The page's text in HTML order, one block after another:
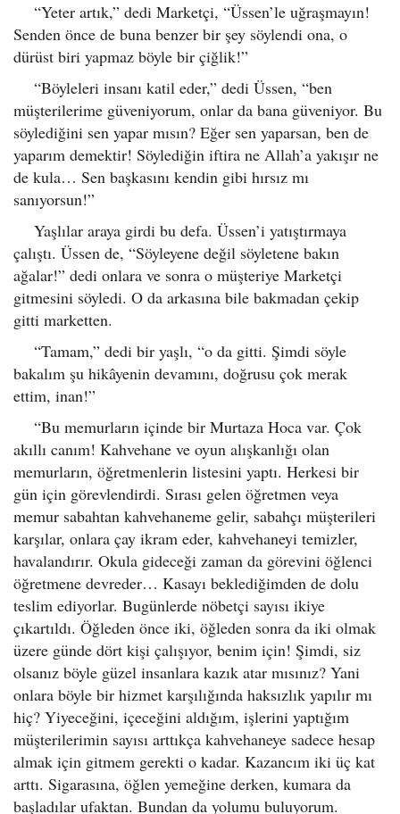
“Yeter artık,” dedi Marketçi, “Üssen’le uğraşmayın!
Senden önce de buna benzer bir şey söylendi ona, o
dürüst biri yapmaz böyle bir çiğlik!”
“Böyleleri insanı katil eder,” dedi Üssen, “ben
müşterilerime güveniyorum, onlar da bana güveniyor. Bu
söylediğini sen yapar mısın? Eğer sen yaparsan, ben de
yaparım demektir! Söylediğin iftira ne Allah’a yakışır ne
de kula… Sen başkasını kendin gibi hırsız mı
sanıyorsun!”
Yaşlılar araya girdi bu defa. Üssen’i yatıştırmaya
çalıştı. Üssen de, “Söyleyene değil söyletene bakın
ağalar!” dedi onlara ve sonra o müşteriye Marketçi
gitmesini söyledi. O da arkasına bile bakmadan çekip
gitti marketten.
“Tamam,” dedi bir yaşlı, “o da gitti. Şimdi söyle
bakalım şu hikâyenin devamını, doğrusu çok merak
ettim, inan!”
“Bu memurların içinde bir Murtaza Hoca var. Çok
akıllı canım! Kahvehane ve oyun alışkanlığı olan
memurların, öğretmenlerin listesini yaptı. Herkesi bir
gün için görevlendirdi. Sırası gelen öğretmen veya
memur sabahtan kahvehaneme gelir, sabahçı müşterileri
karşılar, onlara çay ikram eder, kahvehaneyi temizler,
havalandırır. Okula gideceği zaman da görevini öğlenci
öğretmene devreder… Kasayı beklediğimden de dolu
teslim ediyorlar. Bugünlerde nöbetçi sayısı ikiye
çıkartıldı. Öğleden önce iki, öğleden sonra da iki olmak
üzere günde dört kişi çalışıyor, benim için! Şimdi, siz
olsanız böyle güzel insanlara kazık atar mısınız? Yani
onlara böyle bir hizmet karşılığında haksızlık yapılır mı
hiç? Yiyeceğini, içeceğini aldığım, işlerini yaptığım
müşterilerimin sayısı arttıkça kahvehaneye sadece hesap
almak için gitmem gerekti o kadar. Kazancım iki üç kat
arttı. Sigarasına, öğlen yemeğine derken, kumara da
başladılar ufaktan. Bundan da yolumu buluyorum.